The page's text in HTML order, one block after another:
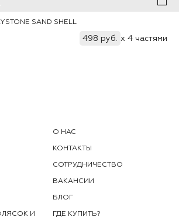
SAND SHELL
498 руб. x 4 частями
И
О НАС
КОНТАКТЫ
СОТРУДНИЧЕСТВО
ВАКАНСИИ
БЛОГ
ГДЕ КУПИТЬ?